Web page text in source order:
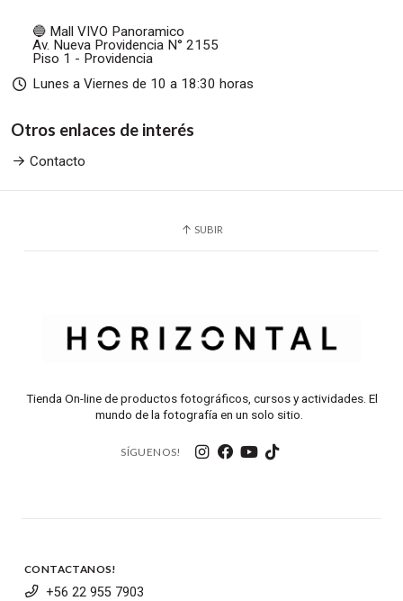
🔵 Mall VIVO Panoramico
Av. Nueva Providencia N° 2155
Piso 1 - Providencia
Lunes a Viernes de 10 a 18:30 horas
Otros enlaces de interés
Contacto
SUBIR
Tienda On-line de productos fotográficos, cursos y actividades. El
mundo de la fotografía en un solo sitio.
SÍGUENOS!
CONTACTANOS!
+56 22 955 7903